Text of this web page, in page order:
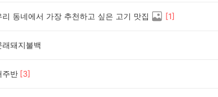
리 동네에서 가장 추천하고 싶은 고기 맛집 [1]
래돼지불백
주반 [3]